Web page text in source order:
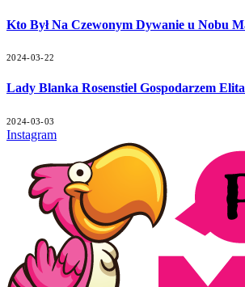
Kto Był Na Czewonym Dywanie u Nobu
2024-03-22
Lady Blanka Rosenstiel Gospodarzem
2024-03-03
Instagram